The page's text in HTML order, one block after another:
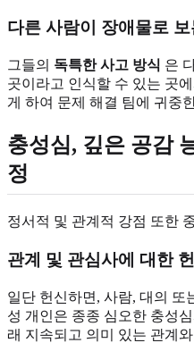
다른 사람이 장애물로
그들의 독특한 사고 방식 은
곳이라고 인식할 수 있는 곳
게 하여 문제 해결 팀에 귀중
충성심, 깊은 공감
정
정서적 및 관계적 강점 또한
관계 및 관심사에 대한
일단 헌신하면, 사람, 대의 또
성 개인은 종종 심오한 충성
래 지속되고 의미 있는 관계